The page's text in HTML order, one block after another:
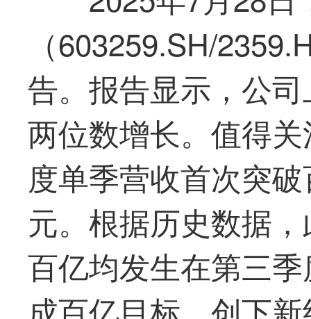
（603259.SH/
告。报告显示，公
两位数增长。值得
度单季营收首次突
元。根据历史数据
百亿均发生在第三
成百亿目标，创下